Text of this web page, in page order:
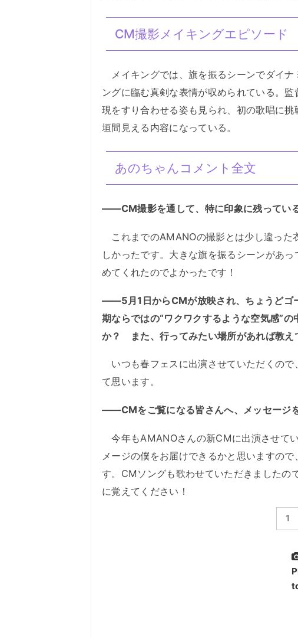
CM撮影メイキングエピソード
メイキングでは、旗を振るシーンでダイナ
ングに臨む真剣な表情が収められている。
現をすり合わせる姿も見られ、初の歌唱に
垣間見える内容になっている。
あのちゃんコメント全文
――CM撮影を通して、特に印象に残ってい
これまでのAMANOの撮影とは少し違った
しかったです。大きな旗を振るシーンがあ
めてくれたのでよかったです！
――5月1日からCMが放映され、ちょうどゴ
期ならではの“ワクワクするような空気感”
か？ また、行ってみたい場所があれば教え
いつも春フェスに出演させていただくので
て思います。
――CMをご覧になる皆さんへ、メッセージを
今年もAMANOさんの新CMに出演させて
メージの僕をお届けできるかと思いますの
す。CMソングも歌わせていただきましたの
に覚えてください！
1